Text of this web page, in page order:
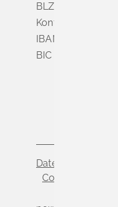
BLZ 683 900 00
Konto Nr. 3 500
IBAN DE56 6839
BIC VOLODE66
Datenschutz
Cookie-